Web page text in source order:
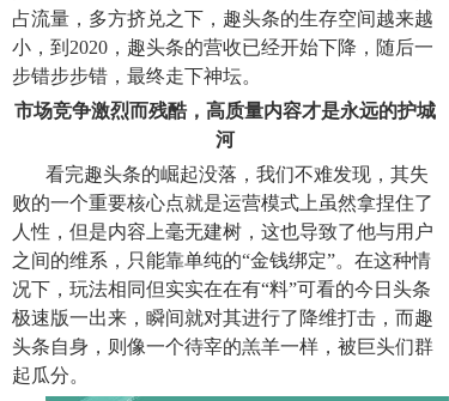
占流量，多方挤兑之下，趣头条的生存空间越来越
小，到2020，趣头条的营收已经开始下降，随后一
步错步步错，最终走下神坛。
市场竞争激烈而残酷，高质量内容才是永远的护城
河
看完趣头条的崛起没落，我们不难发现，其失
败的一个重要核心点就是运营模式上虽然拿捏住了
人性，但是内容上毫无建树，这也导致了他与用户
之间的维系，只能靠单纯的“金钱绑定”。在这种情
况下，玩法相同但实实在在有“料”可看的今日头条
极速版一出来，瞬间就对其进行了降维打击，而趣
头条自身，则像一个待宰的羔羊一样，被巨头们群
起瓜分。